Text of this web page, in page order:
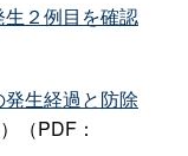
２例目を確認
生経過と防除
）（PDF：